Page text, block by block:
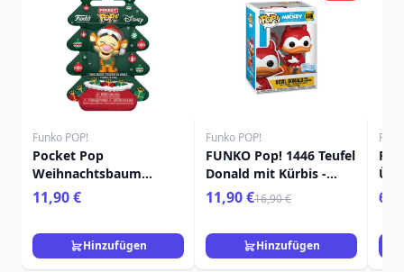
Funko POP!
Pocket Pop
Weihnachtsbaum
Tigger - Disney Winnie
Puuh
11,90 €
Hinzufügen
Funko POP!
FUNKO Pop! 1446 Teufel
Donald mit Kürbis -
Disney
11,90 €16,90 €
Hinzufügen